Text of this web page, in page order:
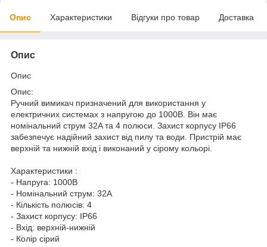
Опис Характеристики Відгуки про товар Доставка
Опис
Опис
Опис:
Ручний вимикач призначений для використання у
електричних системах з напругою до 1000В. Він має
номінальний струм 32A та 4 полюси. Захист корпусу IP66
забезпечує надійний захист від пилу та води. Пристрій має
верхній та нижній вхід і виконаний у сірому кольорі.
Характеристики :
- Напруга: 1000В
- Номінальний струм: 32A
- Кількість полюсів: 4
- Захист корпусу: IP66
- Вхід: верхній-нижній
- Колір сірий